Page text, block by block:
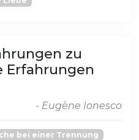
zu
Erfahrungen
- Eugène Ionesco
bei einer Trennung